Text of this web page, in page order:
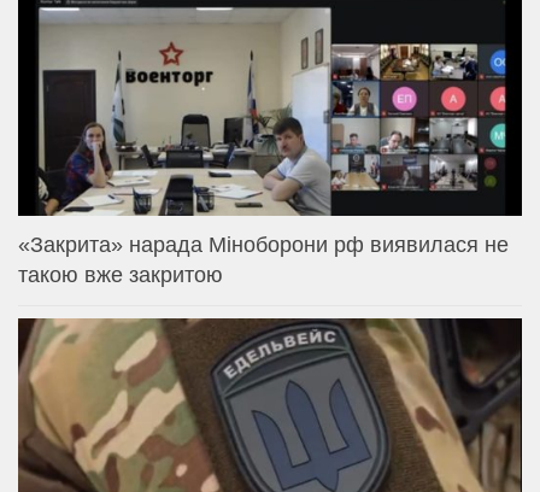
«Закрита» нарада Міноборони рф виявилася не
такою вже закритою